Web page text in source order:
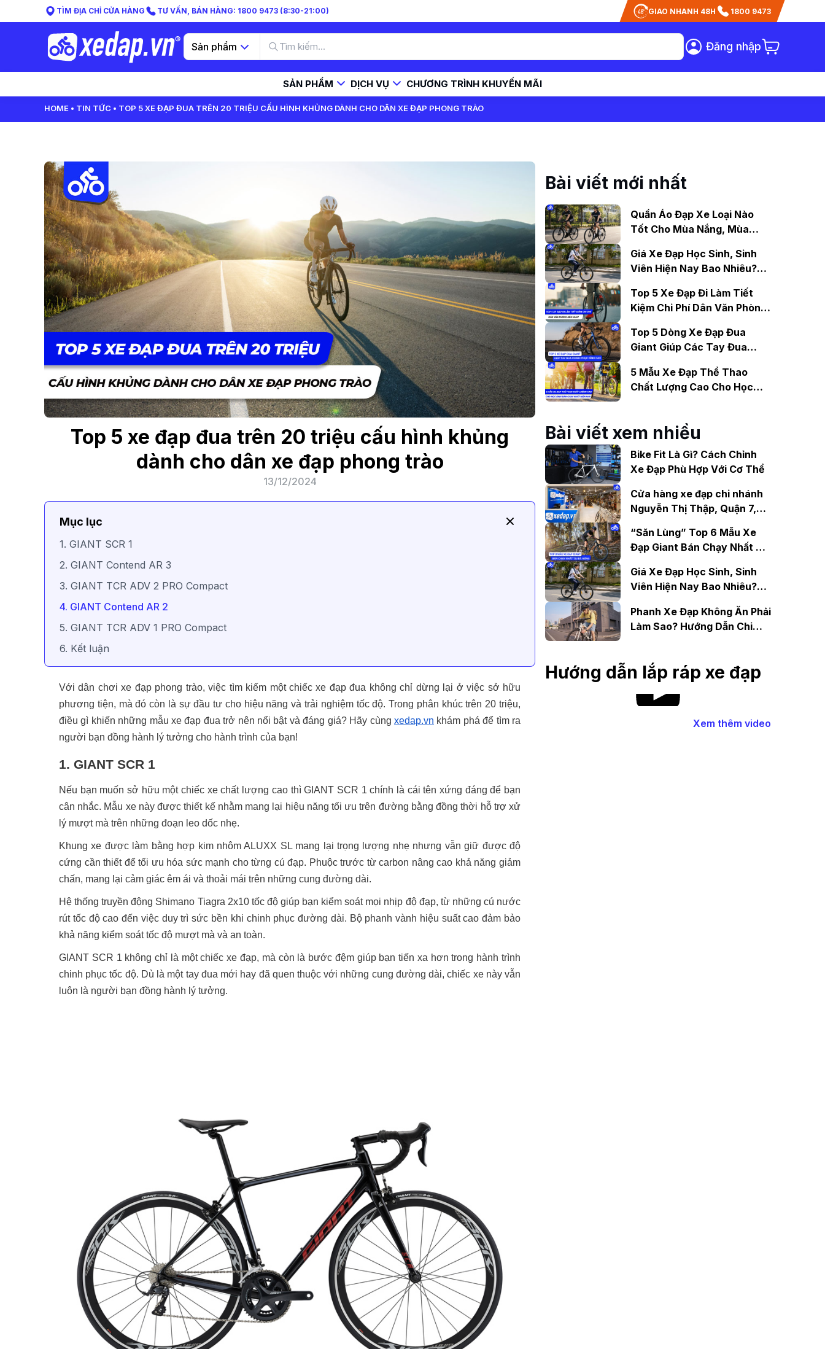
TÌM ĐỊA CHỈ CỬA HÀNG TƯ VẤN, BÁN HÀNG: 1800 9473 (8:30-21:00) GIAO NHANH 48H 1800 9473
Sản phẩm Đăng nhập
SẢN PHẨM DỊCH VỤ CHƯƠNG TRÌNH KHUYẾN MÃI
HOME TIN TỨC TOP 5 XE ĐẠP ĐUA TRÊN 20 TRIỆU CẤU HÌNH KHỦNG DÀNH CHO DÂN XE ĐẠP PHONG TRÀO
Top 5 xe đạp đua trên 20 triệu cấu hình khủng
dành cho dân xe đạp phong trào
13/12/2024
Mục lục
1. GIANT SCR 1
2. GIANT Contend AR 3
3. GIANT TCR ADV 2 PRO Compact
4. GIANT Contend AR 2
5. GIANT TCR ADV 1 PRO Compact
6. Kết luận
Với dân chơi xe đạp phong trào, việc tìm kiếm một chiếc xe đạp đua không chỉ dừng lại ở việc sở hữu
phương tiện, mà đó còn là sự đầu tư cho hiệu năng và trải nghiệm tốc độ. Trong phân khúc trên 20 triệu,
điều gì khiến những mẫu xe đạp đua trở nên nổi bật và đáng giá? Hãy cùng xedap.vn khám phá để tìm ra
người bạn đồng hành lý tưởng cho hành trình của bạn!
1. GIANT SCR 1
Nếu bạn muốn sở hữu một chiếc xe chất lượng cao thì GIANT SCR 1 chính là cái tên xứng đáng để bạn
cân nhắc. Mẫu xe này được thiết kế nhằm mang lại hiệu năng tối ưu trên đường bằng đồng thời hỗ trợ xử
lý mượt mà trên những đoạn leo dốc nhẹ.
Khung xe được làm bằng hợp kim nhôm ALUXX SL mang lại trọng lượng nhẹ nhưng vẫn giữ được độ
cứng cần thiết để tối ưu hóa sức mạnh cho từng cú đạp. Phuộc trước từ carbon nâng cao khả năng giảm
chấn, mang lại cảm giác êm ái và thoải mái trên những cung đường dài.
Hệ thống truyền động Shimano Tiagra 2x10 tốc độ giúp bạn kiểm soát mọi nhịp độ đạp, từ những cú nước
rút tốc độ cao đến việc duy trì sức bền khi chinh phục đường dài. Bộ phanh vành hiệu suất cao đảm bảo
khả năng kiểm soát tốc độ mượt mà và an toàn.
GIANT SCR 1 không chỉ là một chiếc xe đạp, mà còn là bước đệm giúp bạn tiến xa hơn trong hành trình
chinh phục tốc độ. Dù là một tay đua mới hay đã quen thuộc với những cung đường dài, chiếc xe này vẫn
luôn là người bạn đồng hành lý tưởng.
Bài viết mới nhất
Quần Áo Đạp Xe Loại Nào
Tốt Cho Mùa Nắng, Mùa
Giá Xe Đạp Học Sinh, Sinh
Viên Hiện Nay Bao Nhiêu?
Top 5 Xe Đạp Đi Làm Tiết
Kiệm Chi Phí Dân Văn Phòng
Top 5 Dòng Xe Đạp Đua
Giant Giúp Các Tay Đua
5 Mẫu Xe Đạp Thể Thao
Chất Lượng Cao Cho Học
Bài viết xem nhiều
Bike Fit Là Gì? Cách Chỉnh
Xe Đạp Phù Hợp Với Cơ Thể
Cửa hàng xe đạp chi nhánh
Nguyễn Thị Thập, Quận 7,
“Săn Lùng” Top 6 Mẫu Xe
Đạp Giant Bán Chạy Nhất Tại
Giá Xe Đạp Học Sinh, Sinh
Viên Hiện Nay Bao Nhiêu?
Phanh Xe Đạp Không Ăn Phải
Làm Sao? Hướng Dẫn Chi
Hướng dẫn lắp ráp xe đạp
Xem thêm video